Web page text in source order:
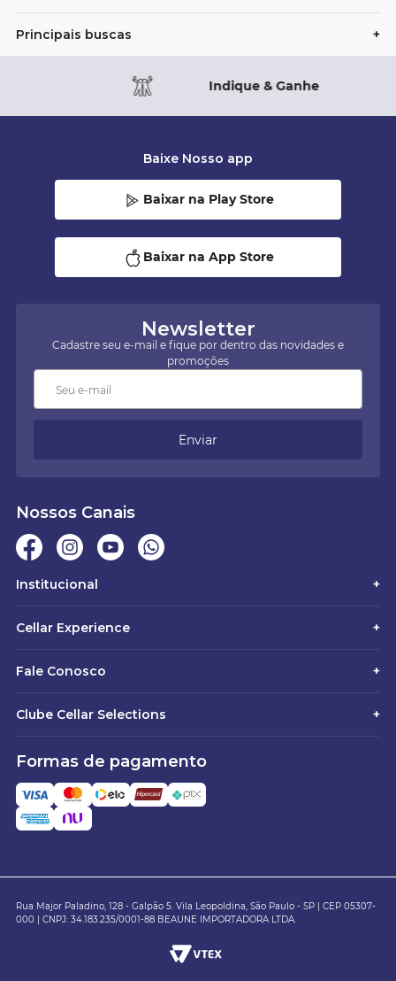
Principais buscas +
Indique & Ganhe
Newsletter
Cadastre seu e-mail e fique por dentro das novidades e
promoções
Enviar
Baixe Nosso app
Baixar na Play Store
Baixar na App Store
Nossos Canais
Institucional +
Cellar Experience +
Fale Conosco +
Clube Cellar Selections +
Formas de pagamento
Rua Major Paladino, 128 - Galpão 5. Vila Leopoldina, São Paulo - SP | CEP 05307-
000 | CNPJ: 34.183.235/0001-88 BEAUNE IMPORTADORA LTDA.